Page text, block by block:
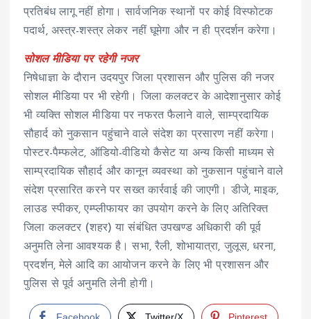
प्रतिबंध लागू नहीं होगा। सार्वजनिक स्थानों पर कोई विस्फोटक
पदार्थ, अस्त्र-शस्त्र लेकर नहीं घूमेगा और न ही प्रदर्शन करेगा।
सोशल मीडिया पर रहेगी नजर
निषेधाज्ञा के दौरान उदयपुर जिला प्रशासन और पुलिस की नजर
सोशल मीडिया पर भी रहेगी। जिला कलक्टर के आदेशानुसार कोई
भी व्यक्ति सोशल मीडिया पर नफरत फैलाने वाले, साम्प्रदायिक
सौहार्द को नुकसान पहुंचाने वाले संदेश का प्रसारण नहीं करेगा।
पोस्टर-पैम्फलेट, ऑडियो-वीडियो कैसेट या अन्य किसी माध्यम से
साम्प्रदायिक सौहार्द और कानून व्यवस्था को नुकसान पहुंचाने वाले
संदेश प्रसारित करने पर सख्त कार्रवाई की जाएगी। डीजे, माइक,
लाउड स्पीकर, एम्प्लीफायर का उपयोग करने के लिए अतिरिक्त
जिला कलक्टर (शहर) या संबंधित उपखण्ड अधिकारी की पूर्व
अनुमति लेना आवश्यक है। सभा, रैली, शोभायात्रा, जुलूस, धरना,
प्रदर्शन, मेले आदि का आयोजन करने के लिए भी प्रशासन और
पुलिस से पूर्व अनुमति लेनी होगी।